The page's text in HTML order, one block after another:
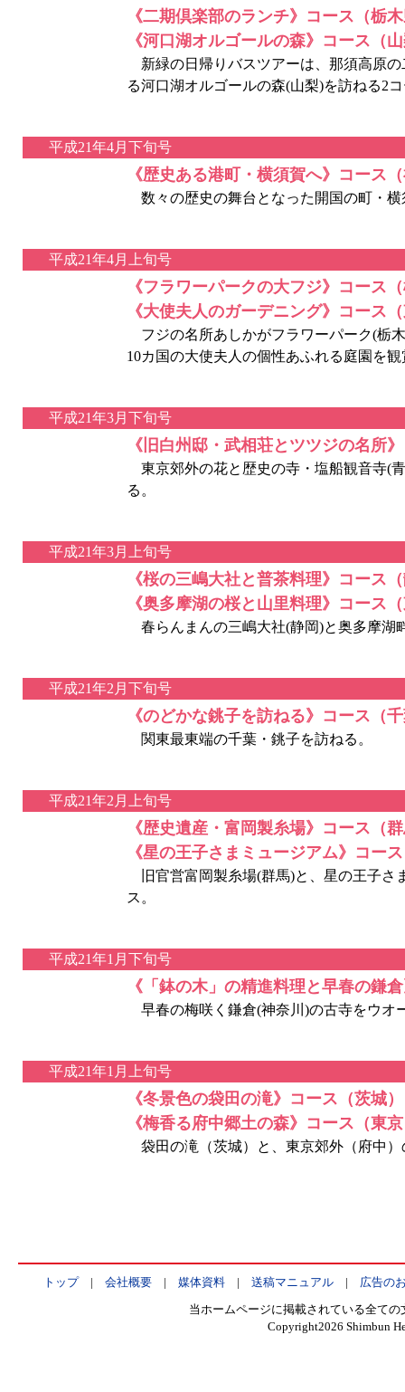
《二期倶楽部のランチ》コース（栃
《河口湖オルゴールの森》コース（
新緑の日帰りバスツアーは、那須高原
る河口湖オルゴールの森(山梨)を訪ねる2
平成21年4月下旬号
《歴史ある港町・横須賀へ》コース
数々の歴史の舞台となった開国の町・
平成21年4月上旬号
《フラワーパークの大フジ》コース
《大使夫人のガーデニング》コース
フジの名所あしかがフラワーパーク(栃
10カ国の大使夫人の個性あふれる庭園を
平成21年3月下旬号
《旧白州邸・武相荘とツツジの名所
東京郊外の花と歴史の寺・塩船観音寺(
る。
平成21年3月上旬号
《桜の三嶋大社と普茶料理》コース
《奥多摩湖の桜と山里料理》コース
春らんまんの三嶋大社(静岡)と奥多摩湖
平成21年2月下旬号
《のどかな銚子を訪ねる》コース（
関東最東端の千葉・銚子を訪ねる。
平成21年2月上旬号
《歴史遺産・富岡製糸場》コース（
《星の王子さまミュージアム》コー
旧官営富岡製糸場(群馬)と、星の王子さ
ス。
平成21年1月下旬号
《「鉢の木」の精進料理と早春の鎌
早春の梅咲く鎌倉(神奈川)の古寺をウオ
平成21年1月上旬号
《冬景色の袋田の滝》コース（茨城）
《梅香る府中郷土の森》コース（東
袋田の滝（茨城）と、東京郊外（府中
トップ| 会社概要| 媒体資料| 送稿マニュアル| 広告の
当ホームページに掲載されている全て
Copyright2026 Shimbun